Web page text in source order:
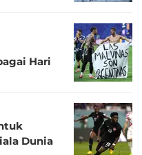
Hari
Dunia